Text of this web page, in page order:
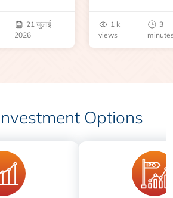
21 जुलाई
2026
जानें।1 k
views
3
Options